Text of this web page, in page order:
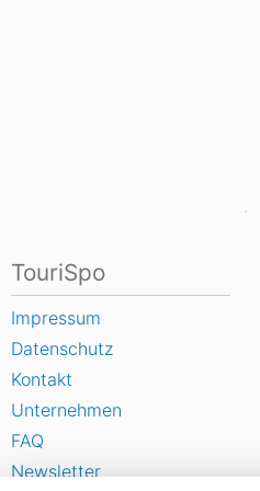
TouriSpo
Impressum
Datenschutz
Kontakt
Unternehmen
FAQ
Newsletter